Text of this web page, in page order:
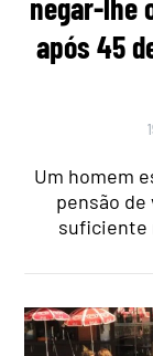
após 45
Um homem
pensão
suficiente